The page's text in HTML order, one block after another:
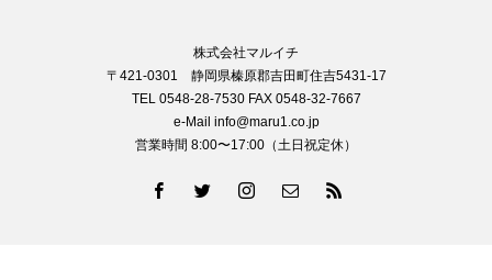
株式会社マルイチ
〒421-0301 静岡県榛原郡吉田町住吉5431-17
TEL 0548-28-7530 FAX 0548-32-7667
e-Mail info@maru1.co.jp
営業時間 8:00〜17:00（土日祝定休）